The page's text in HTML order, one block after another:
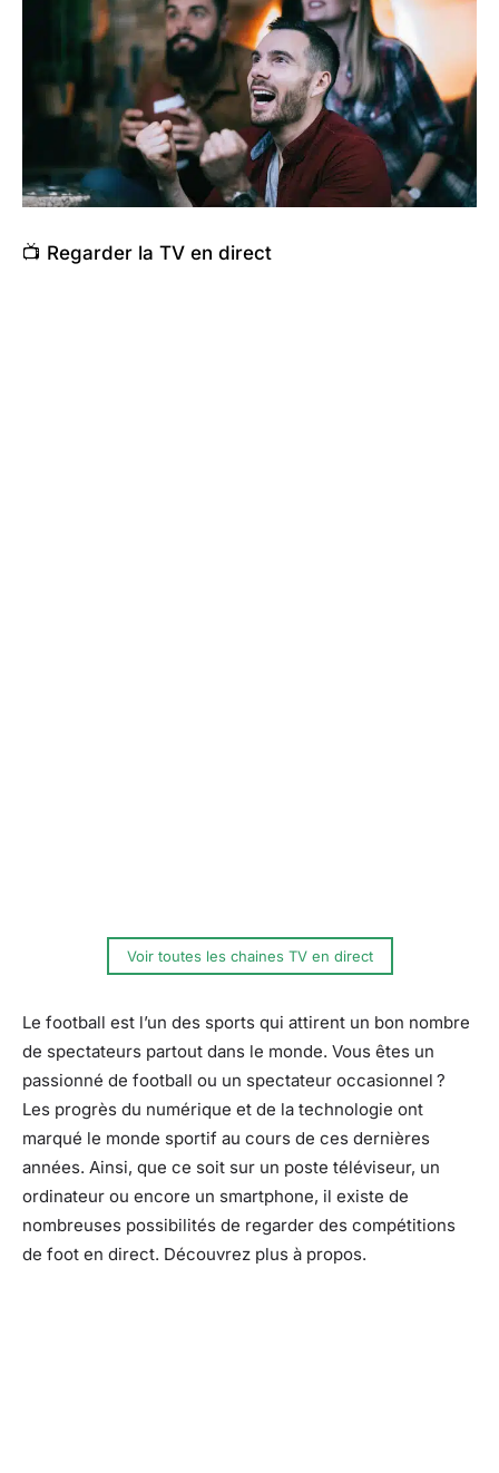
📺 Regarder la TV en direct
Voir toutes les chaines TV en direct
Le football est l’un des sports qui attirent un bon nombre
de spectateurs partout dans le monde. Vous êtes un
passionné de football ou un spectateur occasionnel ?
Les progrès du numérique et de la technologie ont
marqué le monde sportif au cours de ces dernières
années. Ainsi, que ce soit sur un poste téléviseur, un
ordinateur ou encore un smartphone, il existe de
nombreuses possibilités de regarder des compétitions
de foot en direct. Découvrez plus à propos.